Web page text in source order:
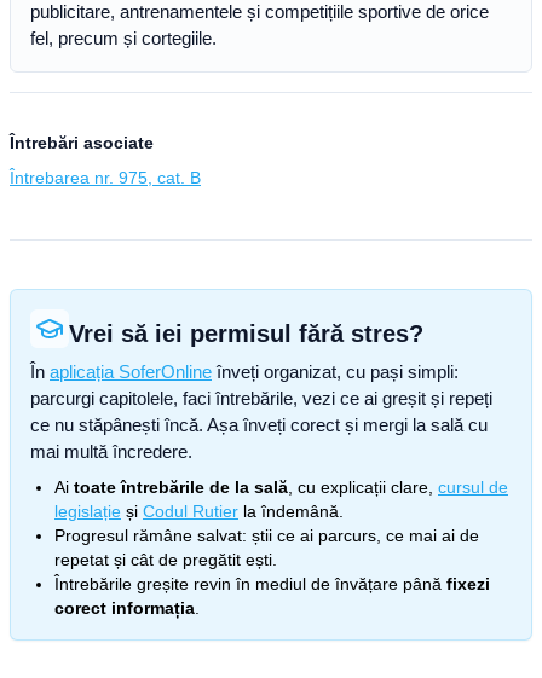
publicitare, antrenamentele și competițiile sportive de orice
fel, precum și cortegiile.
Întrebări asociate
Întrebarea nr. 975, cat. B
Vrei să iei permisul fără stres?
În aplicația SoferOnline înveți organizat, cu pași simpli:
parcurgi capitolele, faci întrebările, vezi ce ai greșit și repeți
ce nu stăpânești încă. Așa înveți corect și mergi la sală cu
mai multă încredere.
Ai toate întrebările de la sală , cu explicații clare, cursul de
legislație și Codul Rutier la îndemână.
Progresul rămâne salvat: știi ce ai parcurs, ce mai ai de
repetat și cât de pregătit ești.
Întrebările greșite revin în mediul de învățare până fixezi
corect informația